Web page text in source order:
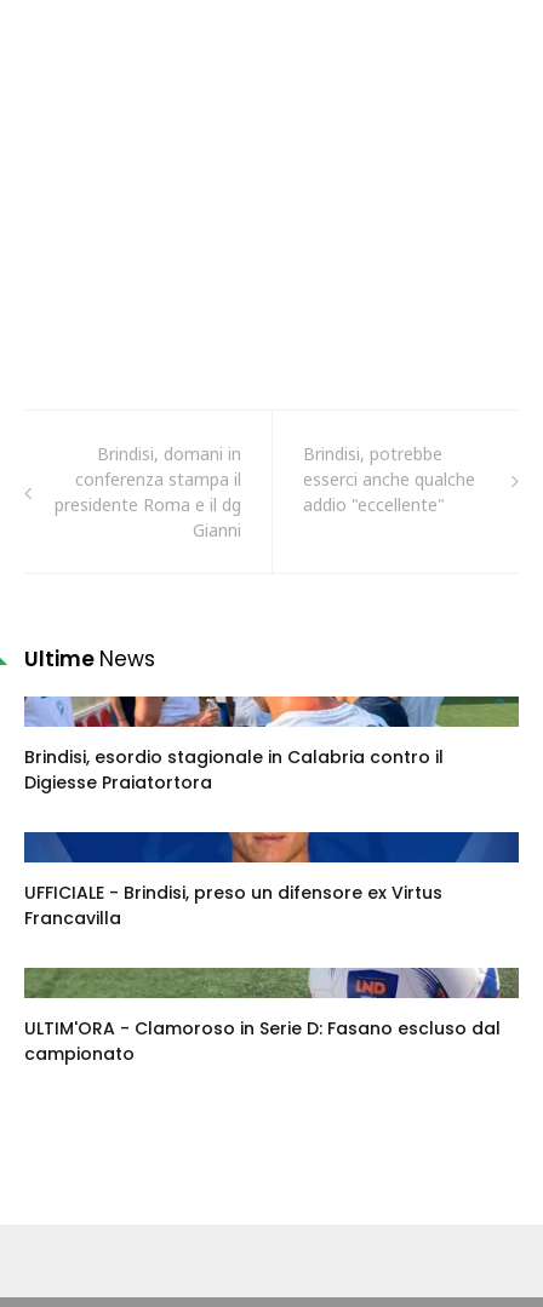
Brindisi, domani in
conferenza stampa il
presidente Roma e il dg
Gianni
Brindisi, potrebbe
esserci anche qualche
addio "eccellente"
Ultime News
Brindisi, esordio stagionale in Calabria contro il
Digiesse Praiatortora
UFFICIALE - Brindisi, preso un difensore ex Virtus
Francavilla
ULTIM'ORA - Clamoroso in Serie D: Fasano escluso dal
campionato